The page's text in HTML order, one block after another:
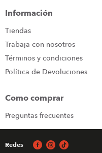
Escribe un comentario
Información
Tiendas
Trabaja con nosotros
Términos y condiciones
Política de Devoluciones
Como comprar
Preguntas frecuentes
Redes